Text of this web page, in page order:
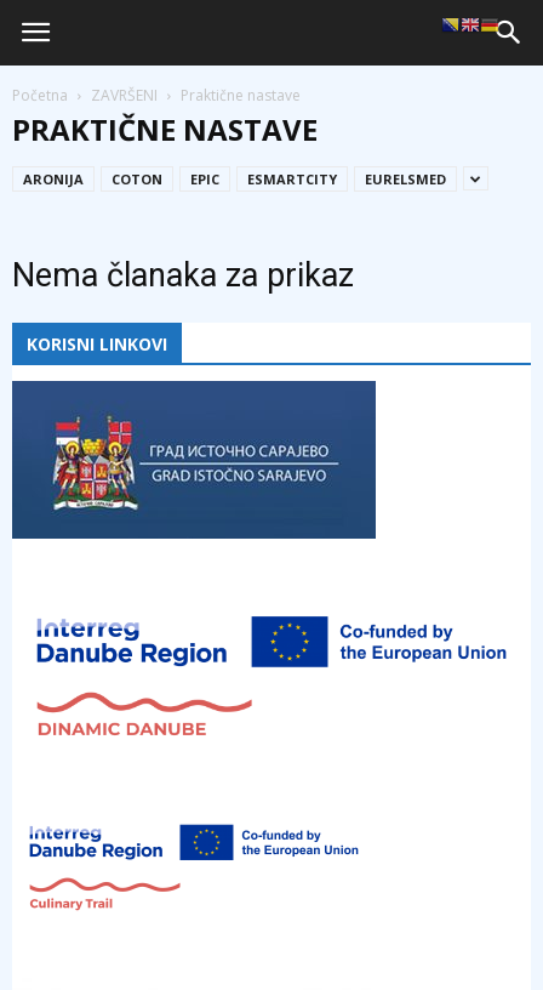
Početna ZAVRŠENI Praktične nastave
PRAKTIČNE NASTAVE
ARONIJA COTON EPIC ESMARTCITY EURELSMED
Nema članaka za prikaz
KORISNI LINKOVI